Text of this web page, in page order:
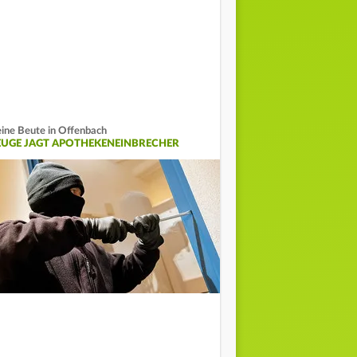
Beute in Offenbach
JAGT APOTHEKENEINBRECHER